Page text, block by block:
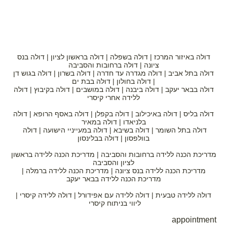
דולה באיזור המרכז | דולה בשפלה | דולה בראשון לציון | דולה בנס
ציונה | דולה ברחובות והסביבה
דולה בתל אביב | דולה מגדרה עד חדרה | דולה בשרון | דולה בגוש דן
| דולה בחולון | דולה בבת ים
דולה בבאר יעקב | דולה ביבנה | דולה במושבים | דולה בקיבוץ | דולה
ללידה אחרי קיסרי
דולה בליס | דולה באיכילוב | דולה בקפלן | דולה באסף הרופא | דולה
בלניאדו | דולה במאיר
דולה בתל השומר | דולה בשיבא | דולה במעייניי הישועה | דולה
בוולפסון | דולה בבלינסון
מדריכת הכנה ללידה ברחובות והסביבה | מדריכת הכנה ללידה בראשון
לציון והסביבה
מדריכת הכנה ללידה בנס ציונה | מדריכת הכנה ללידה ברמלה |
מדריכת הכנה ללידה בבאר יעקב
דולה ללידה טבעית | דולה ללידה עם אפידורל | דולה ללידה קיסרי |
ליווי בניתוח קיסרי
appointment